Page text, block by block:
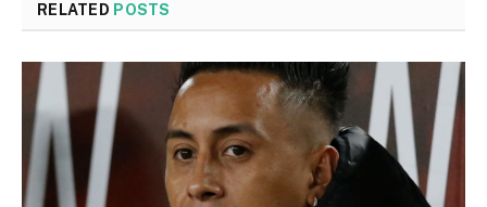
RELATED POSTS